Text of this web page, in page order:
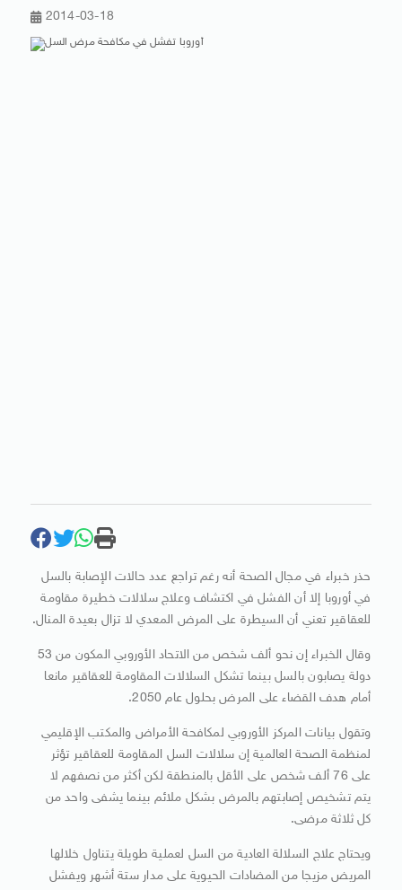
2014-03-18
حذر خبراء في مجال الصحة أنه رغم تراجع عدد حالات الإصابة بالسل
في أوروبا إلا أن الفشل في اكتشاف وعلاج سلالات خطيرة مقاومة
للعقاقير تعني أن السيطرة على المرض المعدي لا تزال بعيدة المنال.
وقال الخبراء إن نحو ألف شخص من الاتحاد الأوروبي المكون من 53
دولة يصابون بالسل بينما تشكل السلالات المقاومة للعقاقير مانعا
أمام هدف القضاء على المرض بحلول عام 2050.
وتقول بيانات المركز الأوروبي لمكافحة الأمراض والمكتب الإقليمي
لمنظمة الصحة العالمية إن سلالات السل المقاومة للعقاقير تؤثر
على 76 ألف شخص على الأقل بالمنطقة لكن أكثر من نصفهم لا
يتم تشخيص إصابتهم بالمرض بشكل ملائم بينما يشفى واحد من
كل ثلاثة مرضى.
ويحتاج علاج السلالة العادية من السل لعملية طويلة يتناول خلالها
المريض مزيجا من المضادات الحيوية على مدار ستة أشهر ويفشل